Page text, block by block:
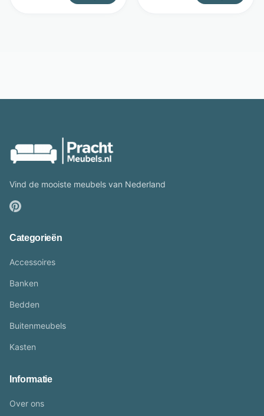
Vind de mooiste meubels van Nederland
Categorieën
Accessoires
Banken
Bedden
Buitenmeubels
Kasten
Informatie
Over ons